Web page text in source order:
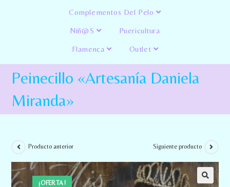
Complementos Del Pelo
Niñ@s Puericultura
Flamenca Outlet
Peinecillo «Artesanía Daniela
Miranda»
¡OFERTA!
Producto anterior Siguiente producto